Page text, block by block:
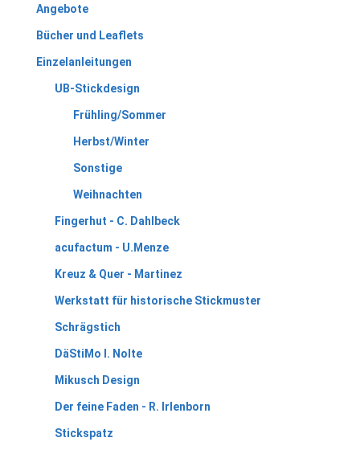
Angebote
Bücher und Leaflets
Einzelanleitungen
UB-Stickdesign
Frühling/Sommer
Herbst/Winter
Sonstige
Weihnachten
Fingerhut - C. Dahlbeck
acufactum - U.Menze
Kreuz & Quer - Martinez
Werkstatt für historische Stickmuster
Schrägstich
DäStiMo I. Nolte
Mikusch Design
Der feine Faden - R. Irlenborn
Stickspatz